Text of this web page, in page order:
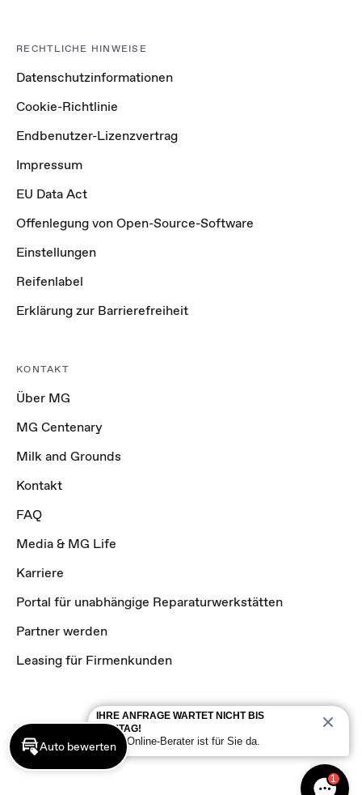
RECHTLICHE HINWEISE
Datenschutzinformationen
Cookie-Richtlinie
Endbenutzer-Lizenzvertrag
Impressum
EU Data Act
Offenlegung von Open-Source-Software
Einstellungen
Reifenlabel
Erklärung zur Barrierefreiheit
KONTAKT
Über MG
MG Centenary
Milk and Grounds
Kontakt
FAQ
Media & MG Life
Karriere
Portal für unabhängige Reparaturwerkstätten
Partner werden
Leasing für Firmenkunden
1
IHRE ANFRAGE WARTET NICHT BIS
MONTAG!
Unser Online-Berater ist für Sie da.
Auto bewerten